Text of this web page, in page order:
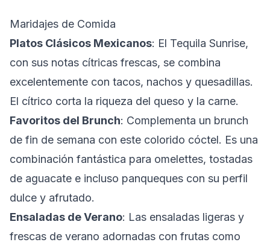
Maridajes de Comida
Platos Clásicos Mexicanos: El Tequila Sunrise,
con sus notas cítricas frescas, se combina
excelentemente con tacos, nachos y quesadillas.
El cítrico corta la riqueza del queso y la carne.
Favoritos del Brunch: Complementa un brunch
de fin de semana con este colorido cóctel. Es una
combinación fantástica para omelettes, tostadas
de aguacate e incluso panqueques con su perfil
dulce y afrutado.
Ensaladas de Verano: Las ensaladas ligeras y
frescas de verano adornadas con frutas como